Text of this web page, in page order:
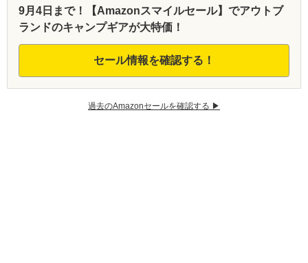
9月4日まで！【Amazonスマイルセール】でアウトブ
ランドのキャンプギアが大特価！
セール情報を確認する！
過去のAmazonセールを確認する ▶︎